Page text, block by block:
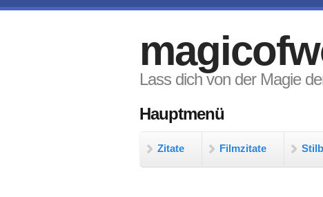
Lass dich von der Magie
Hauptmenü
Zitate Filmzitate